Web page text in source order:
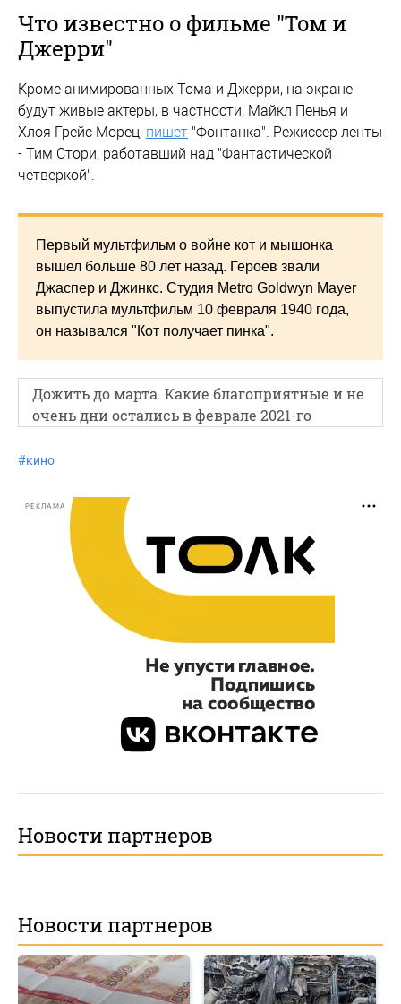
Что известно о фильме "Том и
Джерри"
Кроме анимированных Тома и Джерри, на экране
будут живые актеры, в частности, Майкл Пенья и
Хлоя Грейс Морец, пишет "Фонтанка". Режиссер ленты
- Тим Стори, работавший над "Фантастической
четверкой".
Первый мультфильм о войне кот и мышонка
вышел больше 80 лет назад. Героев звали
Джаспер и Джинкс. Студия Metro Goldwyn Mayer
выпустила мультфильм 10 февраля 1940 года,
он назывался "Кот получает пинка".
Дожить до марта. Какие благоприятные и не
очень дни остались в феврале 2021-го
#кино
РЕКЛАМА
Новости партнеров
Новости партнеров